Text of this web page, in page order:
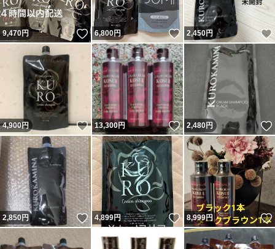
9,470円 いいね！
6,800円 いいね！
2,450円
4,900円 いいね！
13,300円 いいね！
2,480円
2,850円 いいね！
4,899円 いいね！
8,999円